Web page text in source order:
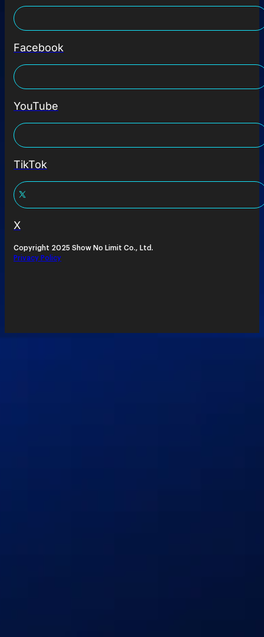
Facebook
YouTube
TikTok
X
Copyright 2025 Show No Limit Co., Ltd.
Privacy Policy